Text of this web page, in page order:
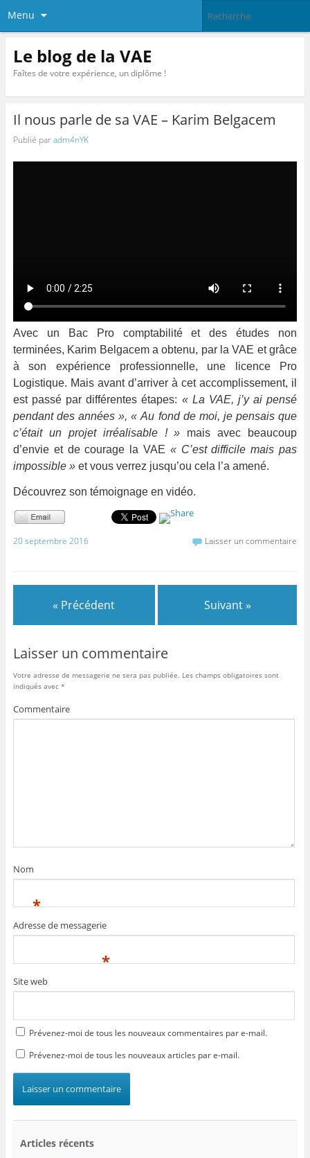
Menu
Le blog de la VAE
Faîtes de votre expérience, un diplôme !
Il nous parle de sa VAE – Karim Belgacem
Publié paradm4nYK
Avec un Bac Pro comptabilité et des études non
terminées, Karim Belgacem a obtenu, par la VAE et grâce
à son expérience professionnelle, une licence Pro
Logistique. Mais avant d’arriver à cet accomplissement, il
est passé par différentes étapes: « La VAE, j’y ai pensé
pendant des années », « Au fond de moi, je pensais que
c’était un projet irréalisable ! » mais avec beaucoup
d’envie et de courage la VAE « C’est difficile mais pas
impossible »et vous verrez jusqu’ou cela l’a amené.
Découvrez son témoignage en vidéo.
20 septembre 2016 Laisser un commentaire
« Précédent Suivant »
Laisser un commentaire
Votre adresse de messagerie ne sera pas publiée. Les champs obligatoires sont
indiqués avec *
Commentaire
Nom
*
Adresse de messagerie
*
Site web
Prévenez-moi de tous les nouveaux commentaires par e-mail.
Prévenez-moi de tous les nouveaux articles par e-mail.
Articles récents